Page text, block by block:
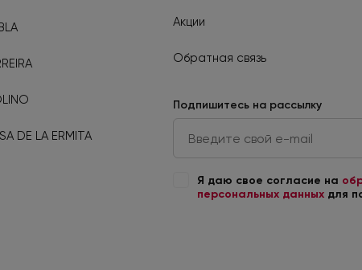
DE LA ERMITA
Акции
Обратная связь
Подпишитесь на рассылку
Я даю свое согласие на
персональных данныхдля